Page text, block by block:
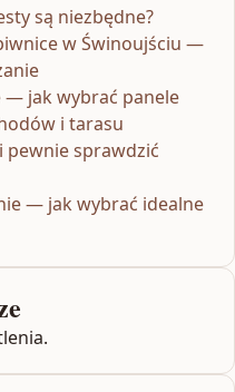
są niezbędne?
w Świnoujściu —
— jak wybrać panele
i tarasu
pewnie sprawdzić
— jak wybrać idealne